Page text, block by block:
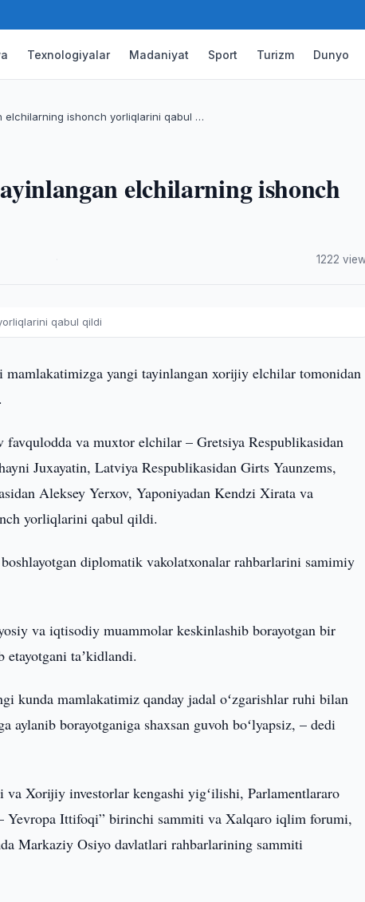
Texnologiyalar Madaniyat Sport Turizm Dunyo
elchilarning ishonch yorliqlarini qabul …
elchilarning ishonch
1222
qabul qildi
mamlakatimizga yangi tayinlangan xorijiy elchilar tomonidan
va muxtor elchilar – Gretsiya Respublikasidan
Juxayatin, Latviya Respublikasidan Girts Yaunzems,
Aleksey Yerxov, Yaponiyadan Kendzi Xirata va
yorliqlarini qabul qildi.
diplomatik vakolatxonalar rahbarlarini samimiy
va iqtisodiy muammolar keskinlashib borayotgan bir
taʼkidlandi.
kunda mamlakatimiz qanday jadal oʻzgarishlar ruhi bilan
aylanib borayotganiga shaxsan guvoh boʻlyapsiz, – dedi
Xorijiy investorlar kengashi yigʻilishi, Parlamentlararo
Yevropa Ittifoqi” birinchi sammiti va Xalqaro iqlim forumi,
Markaziy Osiyo davlatlari rahbarlarining sammiti